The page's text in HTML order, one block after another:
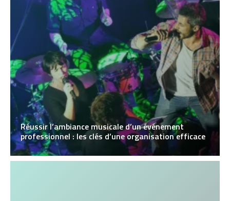
Réussir l’ambiance musicale d’un événement
professionnel : les clés d’une organisation efficace